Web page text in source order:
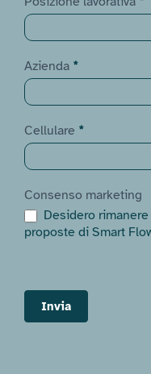
Azienda *
Cellulare *
Consenso marketing
Desidero
proposte di Smart
Invia